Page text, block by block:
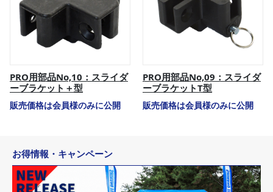
PRO用部品No,10：スライダ
ーブラケット＋型
販売価格は会員様のみに公開
PRO用部品No,09：スライダ
ーブラケットT型
販売価格は会員様のみに公開
お得情報・キャンペーン